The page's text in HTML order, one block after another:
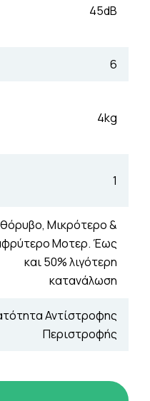
45dB
6
4kg
1
Μικρότερο &
Μοτερ. Έως
και 50% λιγότερη
κατανάλωση
Αντίστροφης
Περιστροφής